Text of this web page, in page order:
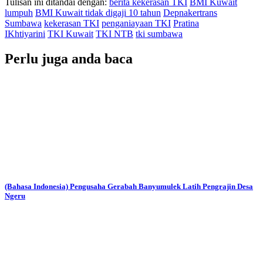
lumpuh BMI Kuwait tidak digaji 10 tahun Depnakertrans
Sumbawa kekerasan TKI penganiayaan TKI Pratina
IKhtiyarini TKI Kuwait TKI NTB tki sumbawa
Perlu juga anda baca
(Bahasa Indonesia) Pengusaha Gerabah Banyumulek Latih Pengrajin Desa
Ngeru